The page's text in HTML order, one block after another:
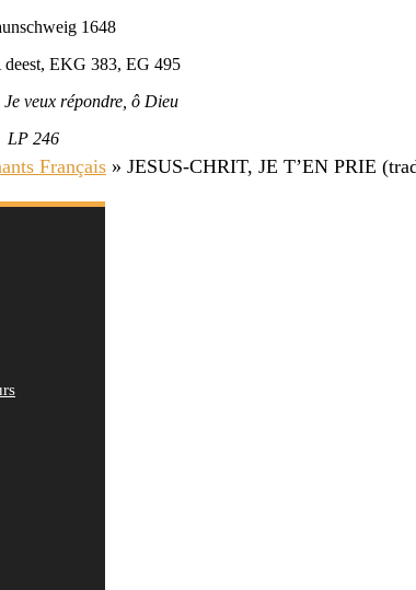
1648
383, EG 495
Je veux répondre, ô Dieu
Français » JESUS-CHRIT, JE T’EN PRIE